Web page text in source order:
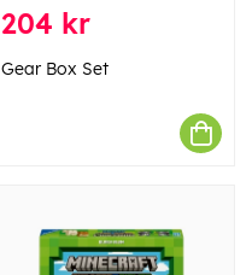
204 kr
Gear Box Set